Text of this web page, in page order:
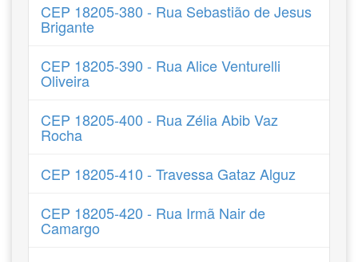
CEP 18205-380 - Rua Sebastião de Jesus
Brigante
CEP 18205-390 - Rua Alice Venturelli
Oliveira
CEP 18205-400 - Rua Zélia Abib Vaz
Rocha
CEP 18205-410 - Travessa Gataz Alguz
CEP 18205-420 - Rua Irmã Nair de
Camargo